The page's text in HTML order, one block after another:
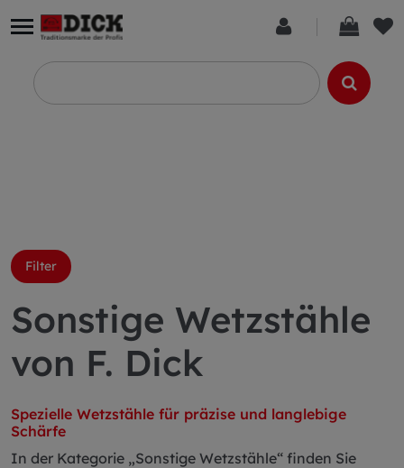
Filter
Sonstige Wetzstähle
von F. Dick
Spezielle Wetzstähle für präzise und langlebige
Schärfe
In der Kategorie „Sonstige Wetzstähle“ finden Sie